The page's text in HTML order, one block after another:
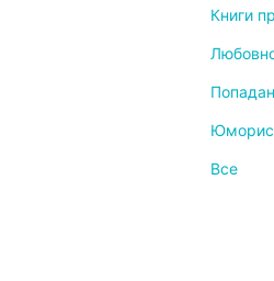
Книги
Все